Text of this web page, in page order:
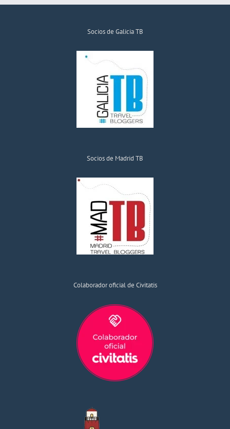
Socios de Galicia TB
Socios de Madrid TB
Colaborador oficial de Civitatis